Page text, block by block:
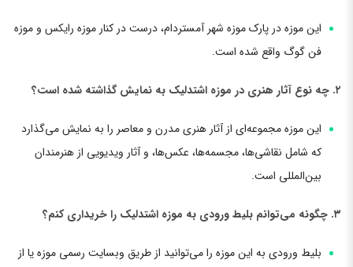
این موزه در پارک موزه شهر آمستردام، درست در کنار موزه رایکس و موزه
فن گوگ واقع شده است.
۲. چه نوع آثار هنری در موزه اشتدلیک به نمایش گذاشته شده است؟
این موزه مجموعه‌ای از آثار هنری مدرن و معاصر را به نمایش می‌گذارد
که شامل نقاشی‌ها، مجسمه‌ها، عکس‌ها، و آثار ویدیویی از هنرمندان
بین‌المللی است.
۳. چگونه می‌توانم بلیط ورودی به موزه اشتدلیک را خریداری کنم؟
بلیط ورودی به این موزه را می‌توانید از طریق وبسایت رسمی موزه یا از